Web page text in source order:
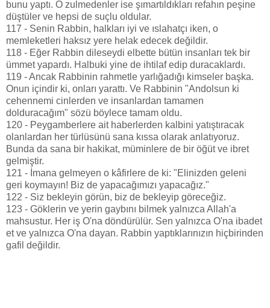
bunu yaptı. O zulmedenler ise şımartıldıkları refahın peşine
düştüler ve hepsi de suçlu oldular.
117 - Senin Rabbin, halkları iyi ve ıslahatçı iken, o
memleketleri haksız yere helak edecek değildir.
118 - Eğer Rabbin dileseydi elbette bütün insanları tek bir
ümmet yapardı. Halbuki yine de ihtilaf edip duracaklardı.
119 - Ancak Rabbinin rahmetle yarlığadığı kimseler başka.
Onun içindir ki, onları yarattı. Ve Rabbinin "Andolsun ki
cehennemi cinlerden ve insanlardan tamamen
dolduracağım" sözü böylece tamam oldu.
120 - Peygamberlere ait haberlerden kalbini yatıştıracak
olanlardan her türlüsünü sana kıssa olarak anlatıyoruz.
Bunda da sana bir hakikat, müminlere de bir öğüt ve ibret
gelmiştir.
121 - İmana gelmeyen o kâfirlere de ki: "Elinizden geleni
geri koymayın! Biz de yapacağımızı yapacağız."
122 - Siz bekleyin görün, biz de bekleyip göreceğiz.
123 - Göklerin ve yerin gaybını bilmek yalnızca Allah'a
mahsustur. Her iş O'na döndürülür. Sen yalnızca O'na ibadet
et ve yalnızca O'na dayan. Rabbin yaptıklarınızın hiçbirinden
gafil değildir.